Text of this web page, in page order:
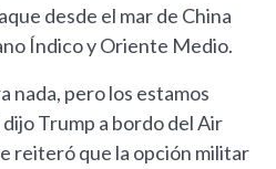
desde el mar de China
Índico y Oriente Medio.
nada, pero los estamos
Trump a bordo del Air
reiteró que la opción militar